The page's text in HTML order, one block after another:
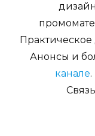
Анонсы и
канале